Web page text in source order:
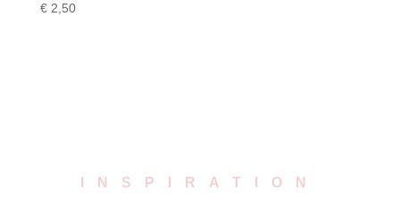
€2,50
INSPIRATION